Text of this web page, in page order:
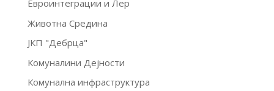
Евроинтеграции и Лер
Животна Средина
ЈКП "Дебрца"
Комуналини Дејности
Комунална инфраструктура